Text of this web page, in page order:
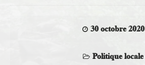
30 octobre 2020
Politique locale